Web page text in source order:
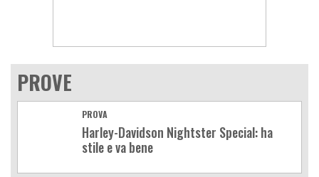
PROVE
PROVA
Harley-Davidson Nightster Special: ha
stile e va bene